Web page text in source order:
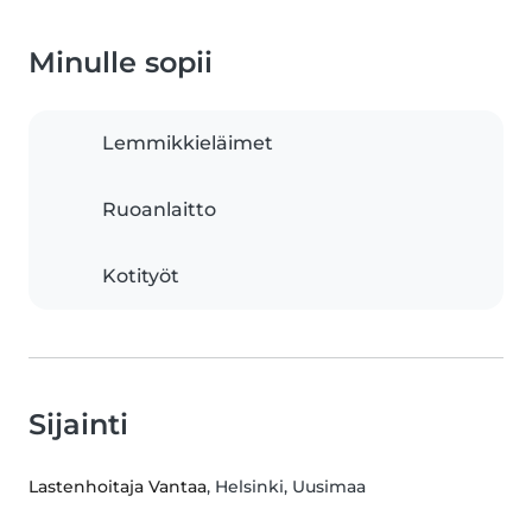
Minulle sopii
Lemmikkieläimet
Ruoanlaitto
Kotityöt
Sijainti
Lastenhoitaja Vantaa, Helsinki, Uusimaa